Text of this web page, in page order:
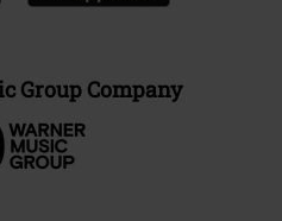
Group Company